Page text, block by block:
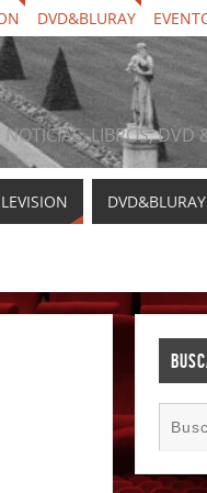
DVD&BLURAY
NOTICIAS, LIBROS,
DVD&BLURAY